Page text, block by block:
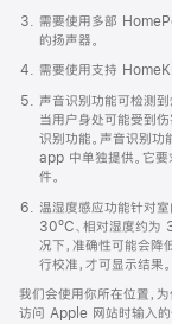
需要使用多部
的扬声器。
需要使用支持
声音识别功能可检测到
当用户身处可能受到伤
识别功能。声音识别
app 中单独提供。它
件。
温湿度感应功能针对
30ºC、相对湿度约为
况下，准确性可能会
行校准，才可显示结果。
我们会使用你所在位置，
访问 Apple 网站时输入的